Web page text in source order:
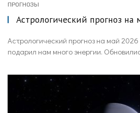
ПРОГНОЗЫ
Астрологический прогноз на
Астрологический прогноз на май
подарил нам много энергии.